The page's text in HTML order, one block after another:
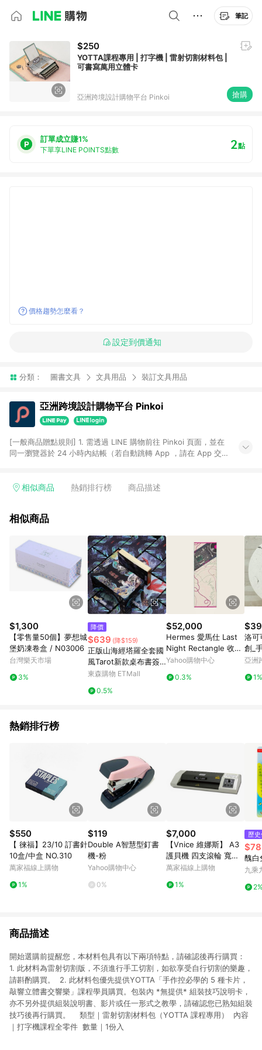
筆記
$250
YOTTA課程專用 | 打字機 | 雷射切割材料包 |
可書寫萬用立體卡
亞洲跨境設計購物平台 Pinkoi 搶購
訂單成立賺1%
下單享LINE POINTS點數 2點
價格趨勢怎麼看？
設定到價通知
分類： 圖書文具 文具用品 裝訂文具用品
亞洲跨境設計購物平台 Pinkoi
[一般商品贈點規則] 1. 需透過 LINE 購物前往 Pinkoi 頁面，並在
同一瀏覽器於 24 小時內結帳（若自動跳轉 App ，請在 App 交
回饋訂單不得享有 Pinkoi 站方優惠，例如首購優惠，P coins，
行為，不具贈點資格，部分退款不在此限。 6. APP 請更新至
貨後 45 天後發送。 8. 群眾募資商品，禮物卡，開館保證金，補
運費，攤位費等不具贈點資格。 9. LINE 購物站上之商品規格、
顏色、價位、贈品如與 Pinkoi 商品資訊頁及購物車不符，以
Pinkoi 購物商品資訊頁及購物車標示為準。 10. 點數紅包使用規
則請以點數紅包活動說明為準。 11. 若於 LINE 購物前往 Pinkoi
頁面後才首次下載 Pinkoi APP 並完成訂單，不符合導購資格；承
上，首次下載 Pinkoi APP 後，需透過 LINE 購物前往 Pinkoi 頁
面，方享導購資格。
相似商品 熱銷排行榜 商品描述
相似商品
$1,300
【零售量50個】夢想城
堡奶凍卷盒 / N03006
台灣樂天市場
3%
降價
$639 (降$159)
正版山海經塔羅全套國
風Tarot新款桌布書簽
牌袋套裝現貨
東森購物 ETMall
0.5%
$52,000
Hermes 愛馬仕 Last
Night Rectangle 收音
機絲巾 米色（63*180c
Yahoo購物中心
0.3%
洛可
創_
帳/
亞洲
1%
熱銷排行榜
$550
【 徠福】23/10 訂書針
10盒/中盒 NO.310
萬家福線上購物
1%
$119
Double A智慧型釘書
機-粉
Yahoo購物中心
0%
$7,000
【Vnice 維娜斯】 A3
護貝機 四支滾輪 寬度3
20mm 冷熱護貝雙功能
萬家福線上購物
1%
歷
$78
醜白
九乘
商品描述
開始選購前提醒您，本材料包具有以下兩項特點，請確認後再行購買：
1. 此材料為雷射切割版，不須進行手工切割，如欲享受自行切割的樂趣，
請斟酌購買。 2. 此材料包優先提供YOTTA「手作控必學的 5 種卡片，
敲響立體書交響樂」課程學員購買。包裝內 *無提供* 組裝技巧說明卡，
亦不另外提供組裝說明書、影片或任一形式之教學，請確認您已熟知組裝
技巧後再行購買。 類型｜雷射切割材料包（YOTTA 課程專用） 內容
｜打字機課程全零件 數量｜1份入